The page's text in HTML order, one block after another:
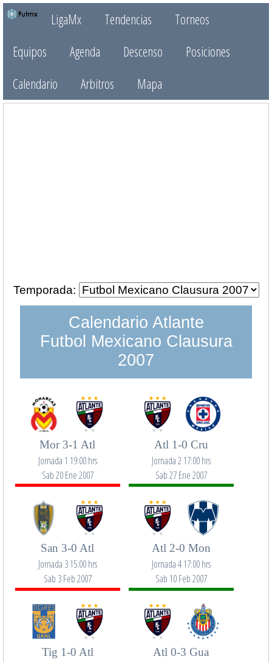
LigaMx Tendencias
Torneos
Equipos
Agenda Descenso
Posiciones
Calendario
Arbitros Mapa
Temporada:
Calendario Atlante
Futbol Mexicano Clausura
2007
Mor 3-1 Atl
Jornada 1 19:00 hrs
Sab 20 Ene 2007
Atl 1-0 Cru
Jornada 2 17:00 hrs
Sab 27 Ene 2007
San 3-0 Atl
Jornada 3 15:00 hrs
Sab 3 Feb 2007
Atl 2-0 Mon
Jornada 4 17:00 hrs
Sab 10 Feb 2007
Tig 1-0 Atl Atl 0-3 Gua